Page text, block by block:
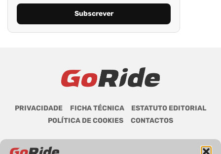
PRIVACIDADE FICHA TÉCNICA
ESTATUTO EDITORIAL
POLÍTICA DE COOKIES
CONTACTOS